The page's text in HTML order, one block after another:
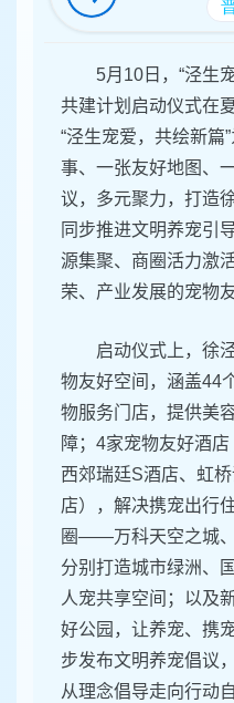
5月10日，“泾生
共建计划启动仪式在
“泾生宠爱，共绘新篇
事、一张友好地图、
议，多元聚力，打造
同步推进文明养宠引
源集聚、商圈活力激
荣、产业发展的宠物
启动仪式上，徐
物友好空间，涵盖44
物服务门店，提供美
障；4家宠物友好酒店
西郊瑞廷S酒店、虹
店），解决携宠出行
圈——万科天空之城、
分别打造城市绿洲、
人宠共享空间；以及
好公园，让养宠、携
步发布文明养宠倡议
从理念倡导走向行动自